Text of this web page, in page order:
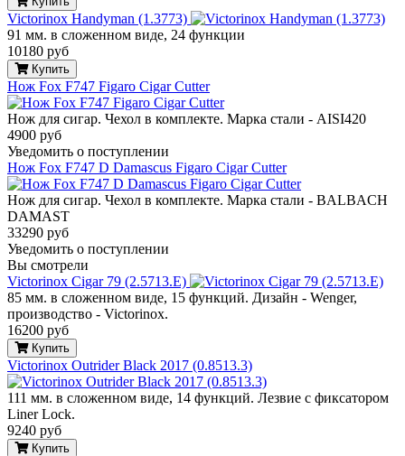
Victorinox Handyman (1.3773)
91 мм. в сложенном виде, 24 функции
10180 руб
Купить
Нож Fox F747 Figaro Cigar Cutter
Нож для сигар. Чехол в комплекте. Марка стали - AISI420
4900 руб
Уведомить о поступлении
Нож Fox F747 D Damascus Figaro Cigar Cutter
Нож для сигар. Чехол в комплекте. Марка стали - BALBACH
DAMAST
33290 руб
Уведомить о поступлении
Вы смотрели
Victorinox Cigar 79 (2.5713.E)
85 мм. в сложенном виде, 15 функций. Дизайн - Wenger,
производство - Victorinox.
16200 руб
Купить
Victorinox Outrider Black 2017 (0.8513.3)
111 мм. в сложенном виде, 14 функций. Лезвие с фиксатором
Liner Lock.
9240 руб
Купить